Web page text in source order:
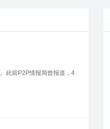
。此前P2P情报局曾报道，4